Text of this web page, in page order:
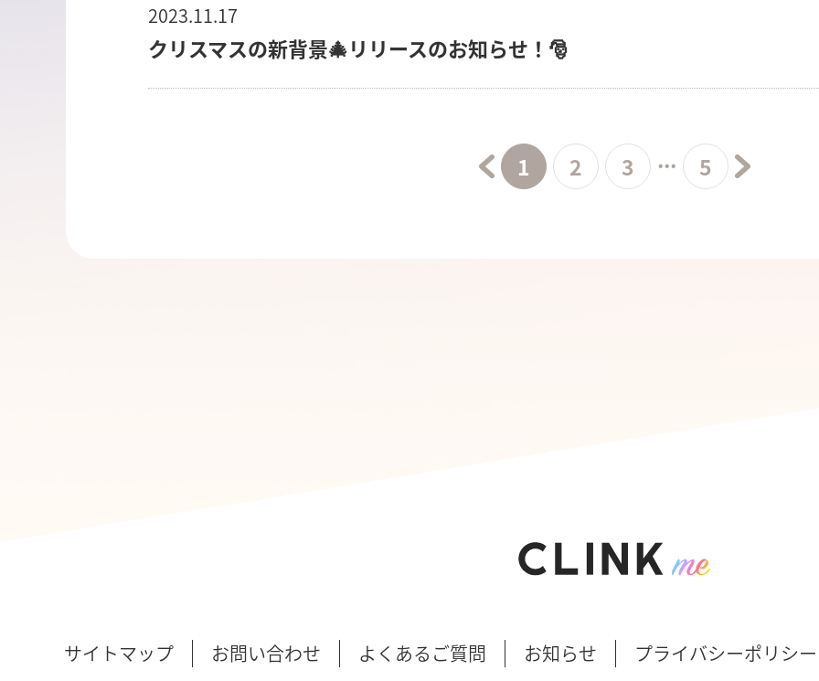
2023.11.17
クリスマスの新背景🎄リリースのお知らせ！🎅
1 2 3 ... 5
サイトマップ お問い合わせ よくあるご質問 お知らせ プライバシーポリシー